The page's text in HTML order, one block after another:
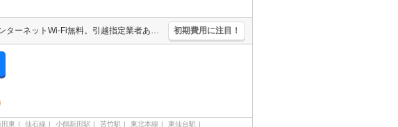
宅配ボックスあり。トランクルームあり。光インターネットWi-Fi無料。引越指定業者あり。敷金・礼金なし。オートロック。追焚給湯。シャワー付独立洗面台。TVモニターホン有。システムキッチン。 初期費用に注目！
田東 仙石線 小鶴新田駅 苦竹駅 東北本線
東仙台駅